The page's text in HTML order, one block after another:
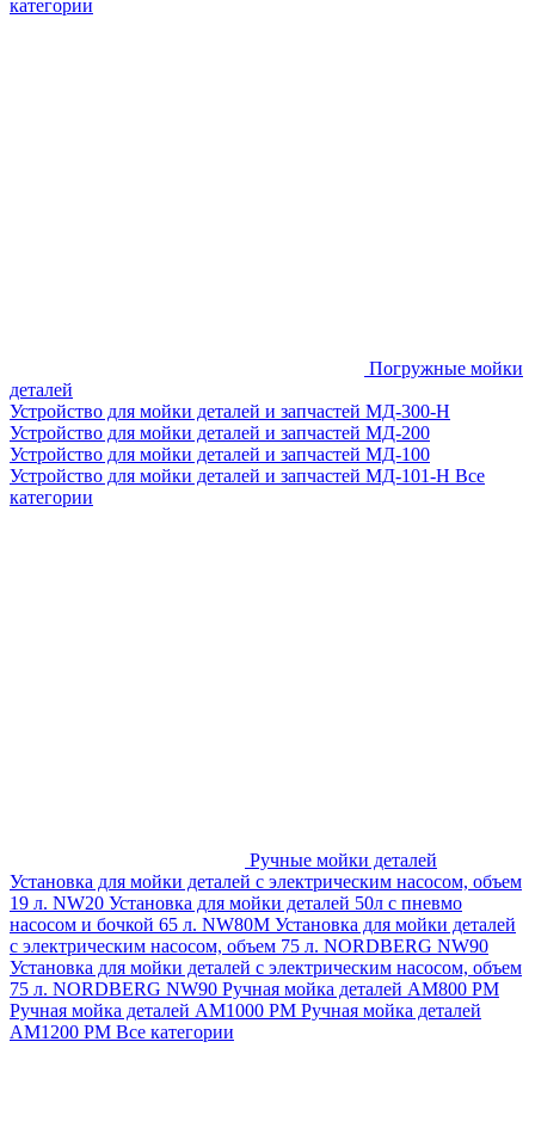
категории
Погружные мойки
деталей
Устройство для мойки деталей и запчастей МД-300-H
Устройство для мойки деталей и запчастей МД-200
Устройство для мойки деталей и запчастей МД-100
Устройство для мойки деталей и запчастей МД-101-Н Все
категории
Ручные мойки деталей
Установка для мойки деталей с электрическим насосом, объем
19 л. NW20 Установка для мойки деталей 50л с пневмо
насосом и бочкой 65 л. NW80M Установка для мойки деталей
с электрическим насосом, объем 75 л. NORDBERG NW90
Установка для мойки деталей с электрическим насосом, объем
75 л. NORDBERG NW90 Ручная мойка деталей АМ800 РМ
Ручная мойка деталей АМ1000 РМ Ручная мойка деталей
АМ1200 РМ Все категории